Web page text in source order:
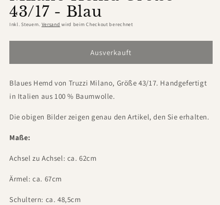
43/17 - Blau
Inkl. Steuern. Versand wird beim Checkout berechnet
Ausverkauft
Blaues Hemd von Truzzi Milano, Größe 43/17. Handgefertigt
in Italien aus 100 % Baumwolle.
Die obigen Bilder zeigen genau den Artikel, den Sie erhalten.
Maße:
Achsel zu Achsel: ca. 62cm
Ärmel: ca. 67cm
Schultern: ca. 48,5cm